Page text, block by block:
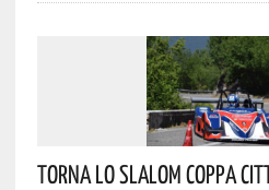
Torna Lo Slalom Coppa